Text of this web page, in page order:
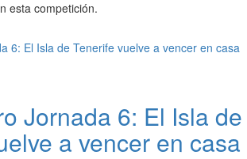
esta competición.
Jornada 6: El Isla de
a vencer en casa